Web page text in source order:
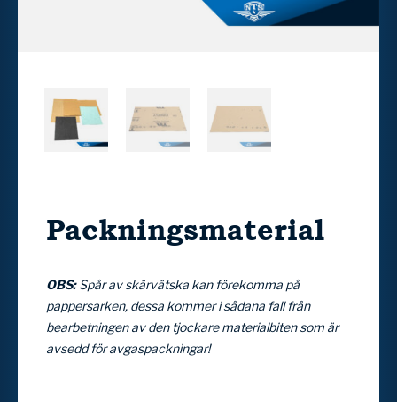
Packningsmaterial
OBS:Spår av skärvätska kan förekomma på
pappersarken, dessa kommer i sådana fall från
bearbetningen av den tjockare materialbiten som är
avsedd för avgaspackningar!